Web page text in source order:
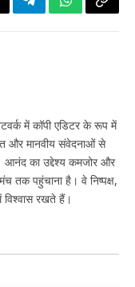
TelegramWhatsApp
Copy
में कॉपी एडिटर के रूप में
और मानवीय संवेदनाओं से
का उद्देश्य कमजोर और
तक पहुंचाना है। वे निष्पक्ष,
विश्वास रखते हैं।